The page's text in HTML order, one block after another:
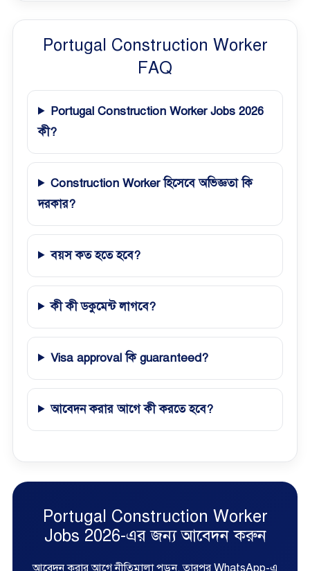
Portugal Construction Worker
FAQ
Portugal Construction Worker Jobs 2026
কী?
Construction Worker হিসেবে অভিজ্ঞতা কি
দরকার?
বয়স কত হতে হবে?
কী কী ডকুমেন্ট লাগবে?
Visa approval কি guaranteed?
আবেদন করার আগে কী করতে হবে?
Portugal Construction Worker
Jobs 2026-এর জন্য আবেদন করুন
আবেদন করার আগে নীতিমালা পড়ুন, তারপর WhatsApp-এ